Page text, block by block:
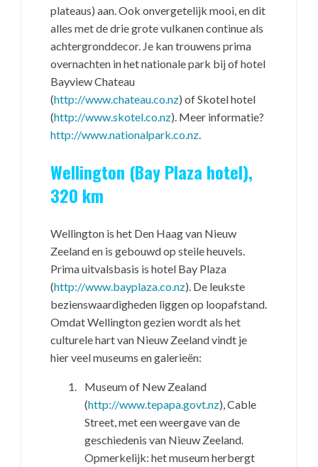
plateaus) aan. Ook onvergetelijk mooi, en dit
alles met de drie grote vulkanen continue als
achtergronddecor. Je kan trouwens prima
overnachten in het nationale park bij of hotel
Bayview Chateau
(http://www.chateau.co.nz) of Skotel hotel
(http://www.skotel.co.nz). Meer informatie?
http://www.nationalpark.co.nz
Wellington (Bay Plaza hotel),
320 km
Wellington is het Den Haag van Nieuw
Zeeland en is gebouwd op steile heuvels.
Prima uitvalsbasis is hotel Bay Plaza
(http://www.bayplaza.co.nz). De leukste
bezienswaardigheden liggen op loopafstand.
Omdat Wellington gezien wordt als het
culturele hart van Nieuw Zeeland vindt je
hier veel museums en galerieën:
Museum of New Zealand
(http://www.tepapa.govt.nz), Cable
Street, met een weergave van de
geschiedenis van Nieuw Zeeland.
Opmerkelijk: het museum herbergt